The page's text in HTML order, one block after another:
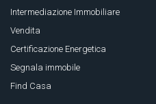
Intermediazione Immobiliare
Vendita
Certificazione Energetica
Segnala immobile
Find Casa